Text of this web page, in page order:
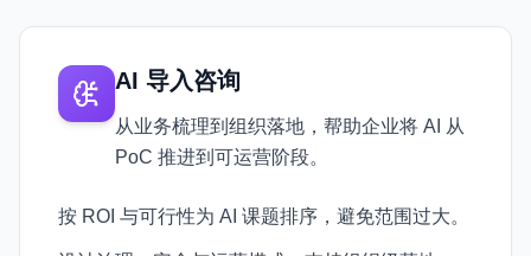
AI 导入咨询
从业务梳理到组织落地，帮助企业将 AI 从
PoC 推进到可运营阶段。
按 ROI 与可行性为 AI 课题排序，避免范围过大。